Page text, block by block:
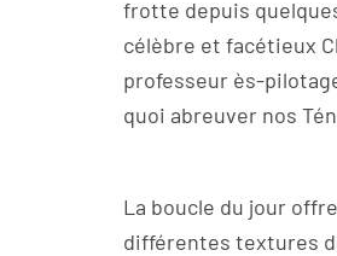
frotte depuis
célèbre et facétieux
professeur ès-
quoi abreuver nos
La boucle du jour
différentes textures